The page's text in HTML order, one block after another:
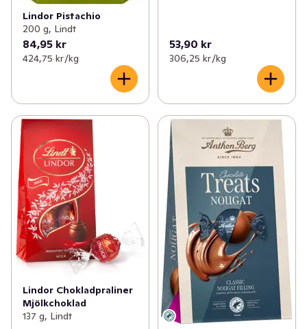
Lindor Pistachio
200 g, Lindt
84,95 kr
424,75 kr /kg
53,90 kr
306,25 kr /kg
Lindor Chokladpraliner
Mjölkchoklad
137 g, Lindt